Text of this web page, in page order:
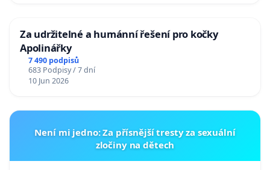
Za udržitelné a humánní řešení pro kočky
Apolinářky
7 490 podpisů
683 Podpisy / 7 dní
10 Jun 2026
Není mi jedno: Za přísnější tresty za sexuální
zločiny na dětech